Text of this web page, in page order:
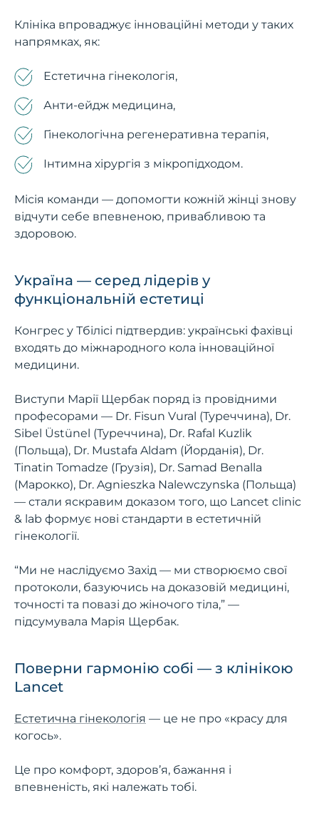
Клініка впроваджує інноваційні методи у таких
напрямках, як:
Естетична гінекологія,
Анти-ейдж медицина,
Гінекологічна регенеративна терапія,
Інтимна хірургія з мікропідходом.
Місія команди — допомогти кожній жінці знову
відчути себе впевненою, привабливою та
здоровою.
Україна — серед лідерів у
функціональній естетиці
Конгрес у Тбілісі підтвердив: українські фахівці
входять до міжнародного кола інноваційної
медицини.
Виступи Марії Щербак поряд із провідними
професорами — Dr. Fisun Vural (Туреччина), Dr.
Sibel Üstünel (Туреччина), Dr. Rafal Kuzlik
(Польща), Dr. Mustafa Aldam (Йорданія), Dr.
Tinatin Tomadze (Грузія), Dr. Samad Benalla
(Марокко), Dr. Agnieszka Nalewczynska (Польща)
— стали яскравим доказом того, що Lancet clinic
& lab формує нові стандарти в естетичній
гінекології.
“Ми не наслідуємо Захід — ми створюємо свої
протоколи, базуючись на доказовій медицині,
точності та повазі до жіночого тіла,” —
підсумувала Марія Щербак.
Поверни гармонію собі — з клінікою
Lancet
Естетична гінекологія — це не про «красу для
когось».
Це про комфорт, здоров’я, бажання і
впевненість, які належать тобі.